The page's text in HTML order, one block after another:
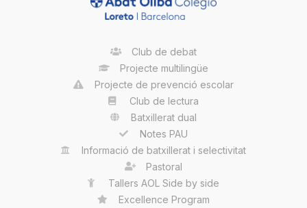
Club de debat
Projecte multilingüe
Projecte de prevenció escolar
Club de lectura
Batxillerat dual
Notes PAU
Informació de batxillerat i selectivitat
Pastoral
Tallers AOL Side by side
Excellence Program